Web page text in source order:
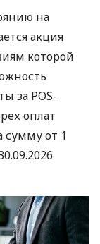
на
акция
которой
за POS-
оплат
сумму от 1